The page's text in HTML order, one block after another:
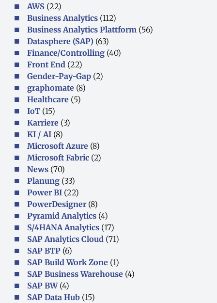
AWS (22)
Business Analytics (112)
Business Analytics Plattform (56)
Datasphere (SAP) (63)
Finance/Controlling (40)
Front End (22)
Gender-Pay-Gap (2)
graphomate (8)
Healthcare (5)
IoT (15)
Karriere (3)
KI / AI (8)
Microsoft Azure (8)
Microsoft Fabric (2)
News (70)
Planung (33)
Power BI (22)
PowerDesigner (8)
Pyramid Analytics (4)
S/4HANA Analytics (17)
SAP Analytics Cloud (71)
SAP BTP (6)
SAP Build Work Zone (1)
SAP Business Warehouse (4)
SAP BW(4)
SAP Data Hub (15)